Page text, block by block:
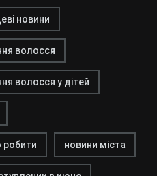
новини
волосся
волосся у дітей
новини міста